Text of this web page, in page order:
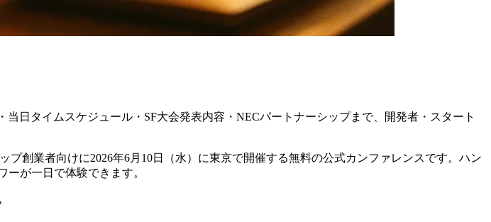
日タイムスケジュール・SF大会発表内容・NECパートナーシップまで、開発者・スタート
プ創業者向けに2026年6月10日（水）に東京で開催する無料の公式カンファレンスです。ハン
が一日で体験できます。